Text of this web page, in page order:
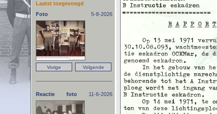
Laatst toegevoegd
Foto
5-8-2026
Reactie foto 11-6-2026